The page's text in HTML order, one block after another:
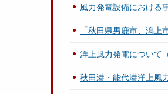
風力発電設備における
「秋田県男鹿市、潟
洋上風力発電について
秋田港・能代港洋上風